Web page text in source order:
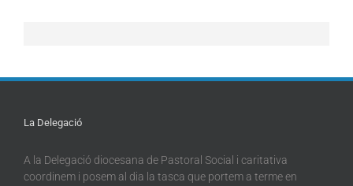
La Delegació
A la Delegació diocesana de Pastoral Social i caritativa
coordinem i posem al dia la tasca que portem a terme en